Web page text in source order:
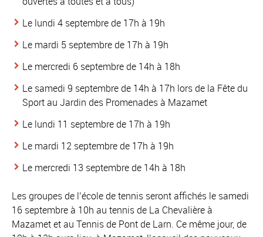
Le lundi 4 septembre de 17h à 19h
Le mardi 5 septembre de 17h à 19h
Le mercredi 6 septembre de 14h à 18h
Le samedi 9 septembre de 14h à 17h lors de la Fête du
Sport au Jardin des Promenades à Mazamet
Le lundi 11 septembre de 17h à 19h
Le mardi 12 septembre de 17h à 19h
Le mercredi 13 septembre de 14h à 18h
Les groupes de l’école de tennis seront affichés le samedi
16 septembre à 10h au tennis de La Chevalière à
Mazamet et au Tennis de Pont de Larn. Ce même jour, de